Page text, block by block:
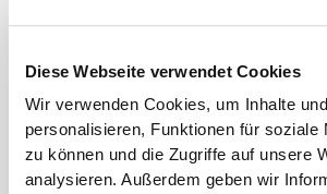
Diese Webseite verwendet Cookies
Wir verwenden Cookies, um Inhalte
personalisieren, Funktionen für soziale
zu können und die Zugriffe auf unsere
analysieren. Außerdem geben wir
Siehe Größentabelle in der
Größe S